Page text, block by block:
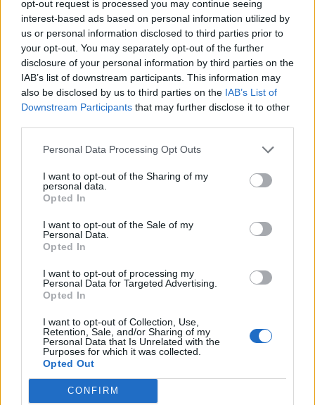
opt-out request is processed you may continue seeing
interest-based ads based on personal information utilized by
us or personal information disclosed to third parties prior to
your opt-out. You may separately opt-out of the further
disclosure of your personal information by third parties on the
IAB’s list of downstream participants. This information may
also be disclosed by us to third parties on the IAB’s List of
Downstream Participants that may further disclose it to other
Personal Data Processing Opt Outs
I want to opt-out of the Sharing of my
personal data.
Opted In
I want to opt-out of the Sale of my
Personal Data.
Opted In
I want to opt-out of processing my
Personal Data for Targeted Advertising.
Opted In
I want to opt-out of Collection, Use,
Retention, Sale, and/or Sharing of my
Personal Data that Is Unrelated with the
Purposes for which it was collected.
Opted Out
CONFIRM